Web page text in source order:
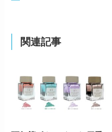
関連記事